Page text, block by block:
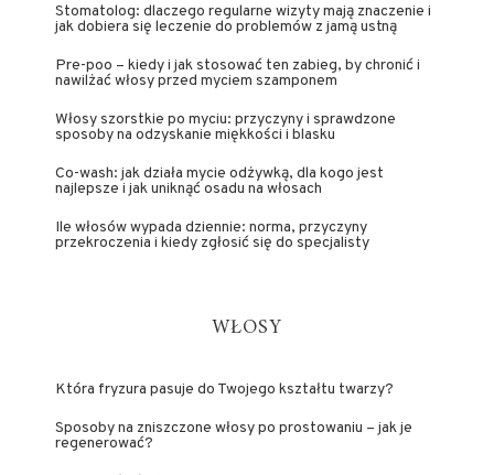
Stomatolog: dlaczego regularne wizyty mają znaczenie i
jak dobiera się leczenie do problemów z jamą ustną
Pre-poo – kiedy i jak stosować ten zabieg, by chronić i
nawilżać włosy przed myciem szamponem
Włosy szorstkie po myciu: przyczyny i sprawdzone
sposoby na odzyskanie miękkości i blasku
Co-wash: jak działa mycie odżywką, dla kogo jest
najlepsze i jak uniknąć osadu na włosach
Ile włosów wypada dziennie: norma, przyczyny
przekroczenia i kiedy zgłosić się do specjalisty
WŁOSY
Która fryzura pasuje do Twojego kształtu twarzy?
Sposoby na zniszczone włosy po prostowaniu – jak je
regenerować?